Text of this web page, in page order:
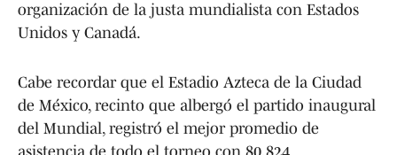
organización de la justa mundialista con Estados
Unidos y Canadá.
Cabe recordar que el Estadio Azteca de la Ciudad
de México, recinto que albergó el partido inaugural
del Mundial, registró el mejor promedio de
asistencia de todo el torneo con 80,824